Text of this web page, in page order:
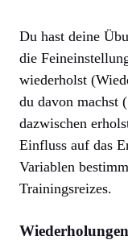
Du hast deine
die
wiederholst
du davon machst
dazwischen
Einfluss auf das
Variablen
Trainingsreizes.